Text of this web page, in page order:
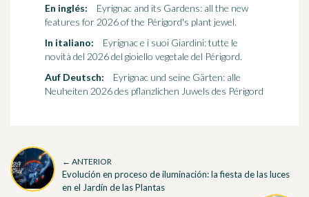
En inglés:
Eyrignac and its Gardens: all the new
features for 2026 of the Périgord's plant jewel.
In italiano:
Eyrignac e i suoi Giardini: tutte le
novità del 2026 del gioiello vegetale del Périgord.
Auf Deutsch:
Eyrignac und seine Gärten: alle
Neuheiten 2026 des pflanzlichen Juwels des Périgord
← ANTERIOR
Evolución en proceso de iluminación: la fiesta de las luces
en el Jardín de las Plantas